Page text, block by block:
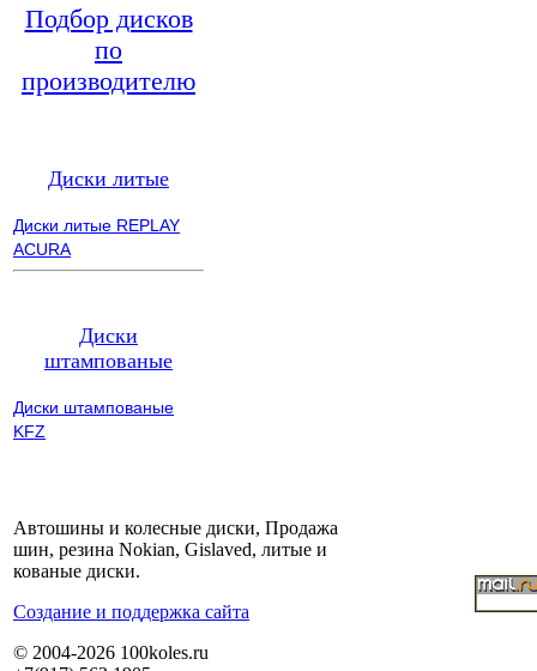
Подбор дисков
по
производителю
Диски литые
Диски литые REPLAY
ACURA
Диски
штампованые
Диски штампованые
KFZ
Автошины и колесные диски, Продажа
шин, резина Nokian, Gislaved, литые и
кованые диски.
Cоздание и поддержка сайта
© 2004-2026 100koles.ru